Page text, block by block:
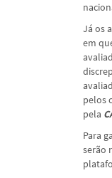
Já os
em
pelos
pela
Para
serão